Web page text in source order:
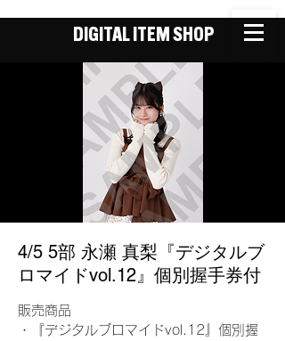
DIGITAL ITEM SHOP
4/5 5部 永瀬 真梨『デジタルブ
ロマイドvol.12』個別握手券付
販売商品
・『デジタルブロマイドvol.12』個別握